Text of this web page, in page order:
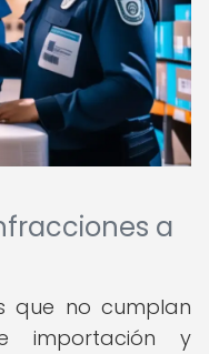
a
que no cumplan
importación y